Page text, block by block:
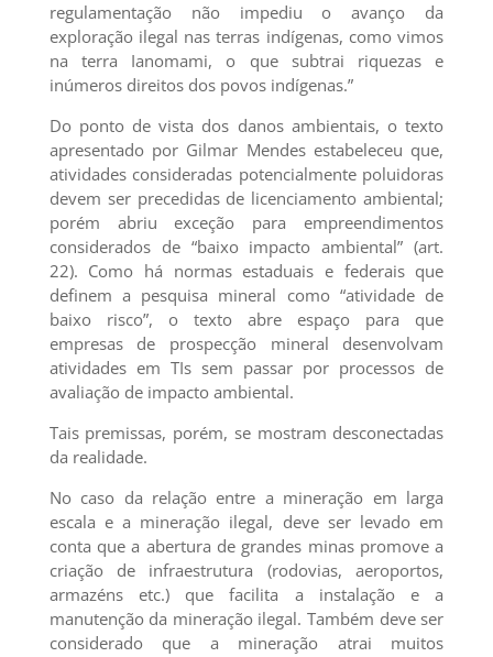
regulamentação não impediu o avanço da
exploração ilegal nas terras indígenas, como vimos
na terra Ianomami, o que subtrai riquezas e
inúmeros direitos dos povos indígenas.”
Do ponto de vista dos danos ambientais, o texto
apresentado por Gilmar Mendes estabeleceu que,
atividades consideradas potencialmente poluidoras
devem ser precedidas de licenciamento ambiental;
porém abriu exceção para empreendimentos
considerados de “baixo impacto ambiental” (art.
22). Como há normas estaduais e federais que
definem a pesquisa mineral como “atividade de
baixo risco”, o texto abre espaço para que
empresas de prospecção mineral desenvolvam
atividades em TIs sem passar por processos de
avaliação de impacto ambiental.
Tais premissas, porém, se mostram desconectadas
da realidade.
No caso da relação entre a mineração em larga
escala e a mineração ilegal, deve ser levado em
conta que a abertura de grandes minas promove a
criação de infraestrutura (rodovias, aeroportos,
armazéns etc.) que facilita a instalação e a
manutenção da mineração ilegal. Também deve ser
considerado que a mineração atrai muitos